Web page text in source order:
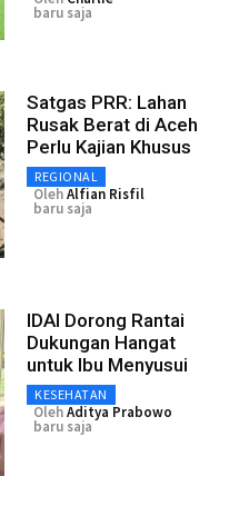
baru saja
Satgas PRR: Lahan
Rusak Berat di Aceh
Perlu Kajian Khusus
REGIONAL
OlehAlfian Risfil
baru saja
IDAI Dorong Rantai
Dukungan Hangat
untuk Ibu Menyusui
KESEHATAN
OlehAditya Prabowo
baru saja